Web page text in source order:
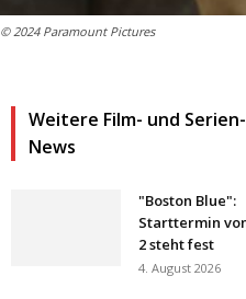
2024 Paramount Pictures
Weitere Film- und Serien-
News
"Boston Blue":
Starttermin
2 steht fest
4. August 2026